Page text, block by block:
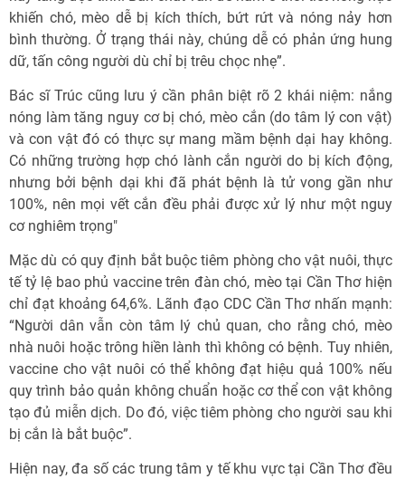
khiến chó, mèo dễ bị kích thích, bứt rứt và nóng nảy hơn
bình thường. Ở trạng thái này, chúng dễ có phản ứng hung
dữ, tấn công người dù chỉ bị trêu chọc nhẹ”.
Bác sĩ Trúc cũng lưu ý cần phân biệt rõ 2 khái niệm: nắng
nóng làm tăng nguy cơ bị chó, mèo cắn (do tâm lý con vật)
và con vật đó có thực sự mang mầm bệnh dại hay không.
Có những trường hợp chó lành cắn người do bị kích động,
nhưng bởi bệnh dại khi đã phát bệnh là tử vong gần như
100%, nên mọi vết cắn đều phải được xử lý như một nguy
cơ nghiêm trọng"
Mặc dù có quy định bắt buộc tiêm phòng cho vật nuôi, thực
tế tỷ lệ bao phủ vaccine trên đàn chó, mèo tại Cần Thơ hiện
chỉ đạt khoảng 64,6%. Lãnh đạo CDC Cần Thơ nhấn mạnh:
“Người dân vẫn còn tâm lý chủ quan, cho rằng chó, mèo
nhà nuôi hoặc trông hiền lành thì không có bệnh. Tuy nhiên,
vaccine cho vật nuôi có thể không đạt hiệu quả 100% nếu
quy trình bảo quản không chuẩn hoặc cơ thể con vật không
tạo đủ miễn dịch. Do đó, việc tiêm phòng cho người sau khi
bị cắn là bắt buộc”.
Hiện nay, đa số các trung tâm y tế khu vực tại Cần Thơ đều